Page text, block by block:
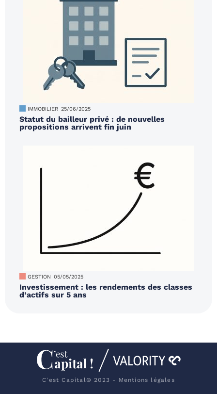
IMMOBILIER 25/06/2025
Statut du bailleur privé : de nouvelles
propositions arrivent fin juin
GESTION 05/05/2025
Investissement : les rendements des classes
d’actifs sur 5 ans
C'est Capital© 2023 - Mentions légales